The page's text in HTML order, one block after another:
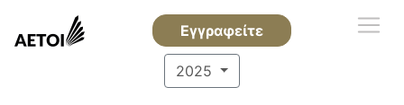
Εγγραφείτε
2025